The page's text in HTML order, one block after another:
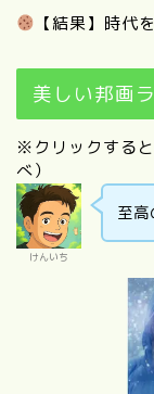
【結果】時代
美しい邦画
※クリックする
べ）
けんいち
至